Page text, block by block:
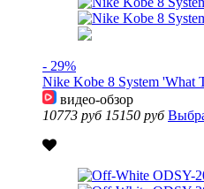
- 29%
Nike Kobe 8 System 'What
видео-обзор
10773 руб 15150 руб